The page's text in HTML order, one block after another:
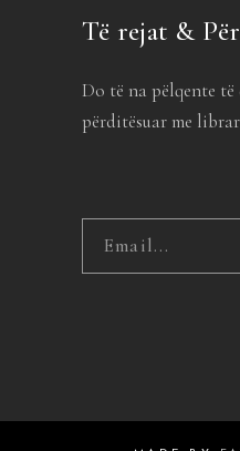
Të rejat &
Do të na pëlqente
përditësuar me